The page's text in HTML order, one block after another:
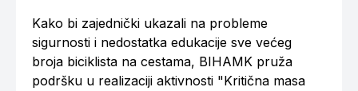
Kako bi zajednički ukazali na probleme
sigurnosti i nedostatka edukacije sve većeg
broja biciklista na cestama, BIHAMK pruža
podršku u realizaciji aktivnosti "Kritična masa